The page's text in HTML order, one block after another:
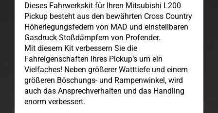
Dieses Fahrwerkskit für Ihren Mitsubishi L200
Pickup besteht aus den bewährten Cross Country
Höherlegungsfedern von MAD und einstellbaren
Gasdruck-Stoßdämpfern von Profender.
Mit diesem Kit verbessern Sie die
Fahreigenschaften Ihres Pickup‘s um ein
Vielfaches! Neben größerer Watttiefe und einem
größeren Böschungs- und Rampenwinkel, wird
auch das Ansprechverhalten und das Handling
enorm verbessert.